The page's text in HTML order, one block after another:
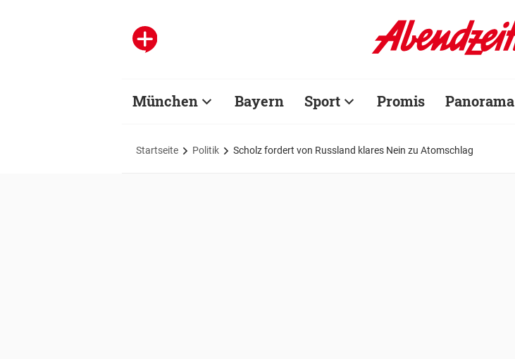
München Bayern Sport Promis Panorama
Startseite Politik Scholz fordert von Russland klares Nein zu Atomschlag